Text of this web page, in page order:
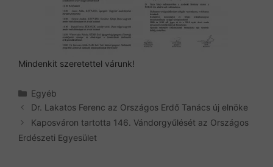
Mindenkit szeretettel várunk!
Kategória
Egyéb
Dr. Lakatos Ferenc az Országos Erdő Tanács új elnöke
Kaposváron tartotta 146. Vándorgyűlését az Országos
Erdészeti Egyesület